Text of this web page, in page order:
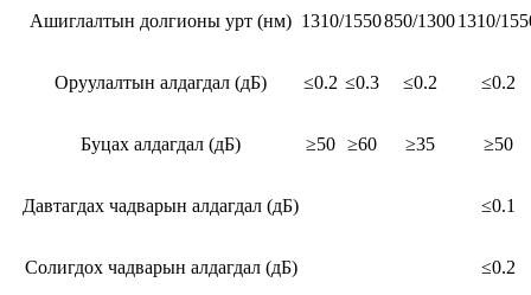
Ашиглалтын долгионы урт (нм) 1310/1550850/13001310/
Оруулалтын алдагдал (дБ) ≤0.2 ≤0.3 ≤0.2 ≤0.2
Буцах алдагдал (дБ) ≥50 ≥60 ≥35 ≥50
Давтагдах чадварын алдагдал (дБ) ≤0.1
Солигдох чадварын алдагдал (дБ) ≤0.2